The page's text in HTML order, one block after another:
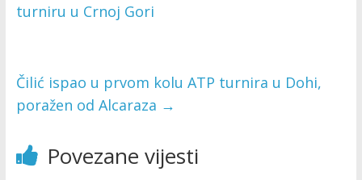
turniru u Crnoj Gori
Čilić ispao u prvom kolu ATP turnira u Dohi,
poražen od Alcaraza →
Povezane vijesti